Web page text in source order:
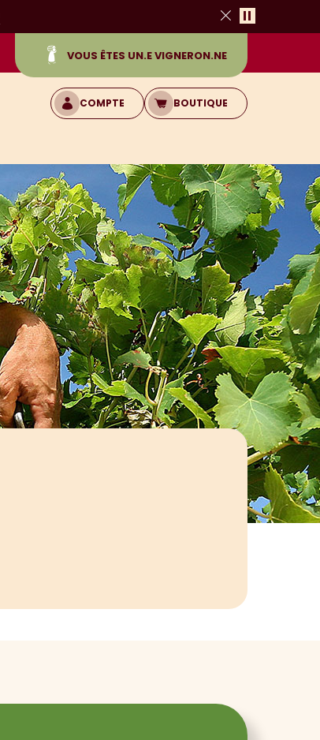
Fermer
VOUS ÊTES UN.E VIGNERON.NE
COMPTE BOUTIQUE